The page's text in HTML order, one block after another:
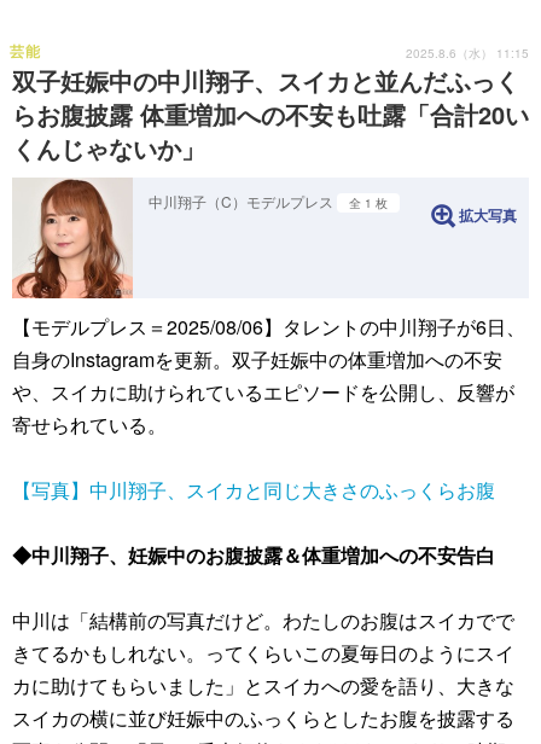
双子妊娠中の中川翔子、スイカと並んだふっく
らお腹披露 体重増加への不安も吐露「合計20い
くんじゃないか」
芸能 2025.8.6（水） 11:15
中川翔子（C）モデルプレス 全 1 枚
拡大写真
【モデルプレス＝2025/08/06】タレントの中川翔子が6日、
自身のInstagramを更新。双子妊娠中の体重増加への不安
や、スイカに助けられているエピソードを公開し、反響が
寄せられている。
【写真】中川翔子、スイカと同じ大きさのふっくらお腹
◆中川翔子、妊娠中のお腹披露＆体重増加への不安告白
中川は「結構前の写真だけど。わたしのお腹はスイカでで
きてるかもしれない。ってくらいこの夏毎日のようにスイ
カに助けてもらいました」とスイカへの愛を語り、大きな
スイカの横に並び妊娠中のふっくらとしたお腹を披露する